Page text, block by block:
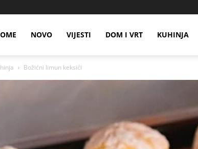
NOVO VIJESTI DOM I VRT KUHINJA
Božićni limun keksići